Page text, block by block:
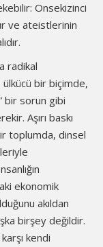
Onsekizinci
ve ateistlerinin
radikal
ülkücü bir biçimde,
bir sorun gibi
Aşırı baskı
toplumda, dinsel
ekonomik
akıldan
birşey değildir.
kendi